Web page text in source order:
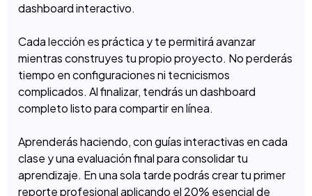
dashboard interactivo.
Cada lección es práctica y te permitirá avanzar
mientras construyes tu propio proyecto. No perderás
tiempo en configuraciones ni tecnicismos
complicados. Al finalizar, tendrás un dashboard
completo listo para compartir en línea.
Aprenderás haciendo, con guías interactivas en cada
clase y una evaluación final para consolidar tu
aprendizaje. En una sola tarde podrás crear tu primer
reporte profesional aplicando el 20% esencial de